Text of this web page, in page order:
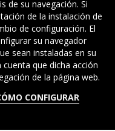
Ofiziala - Colegio
de su navegación. Si
de la instalación de
de configuración. El
su navegador
sean instaladas en su
que dicha acción
de la página web.
CONFIGURAR